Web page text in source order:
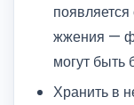
жжения —
могут быть
Хранить в